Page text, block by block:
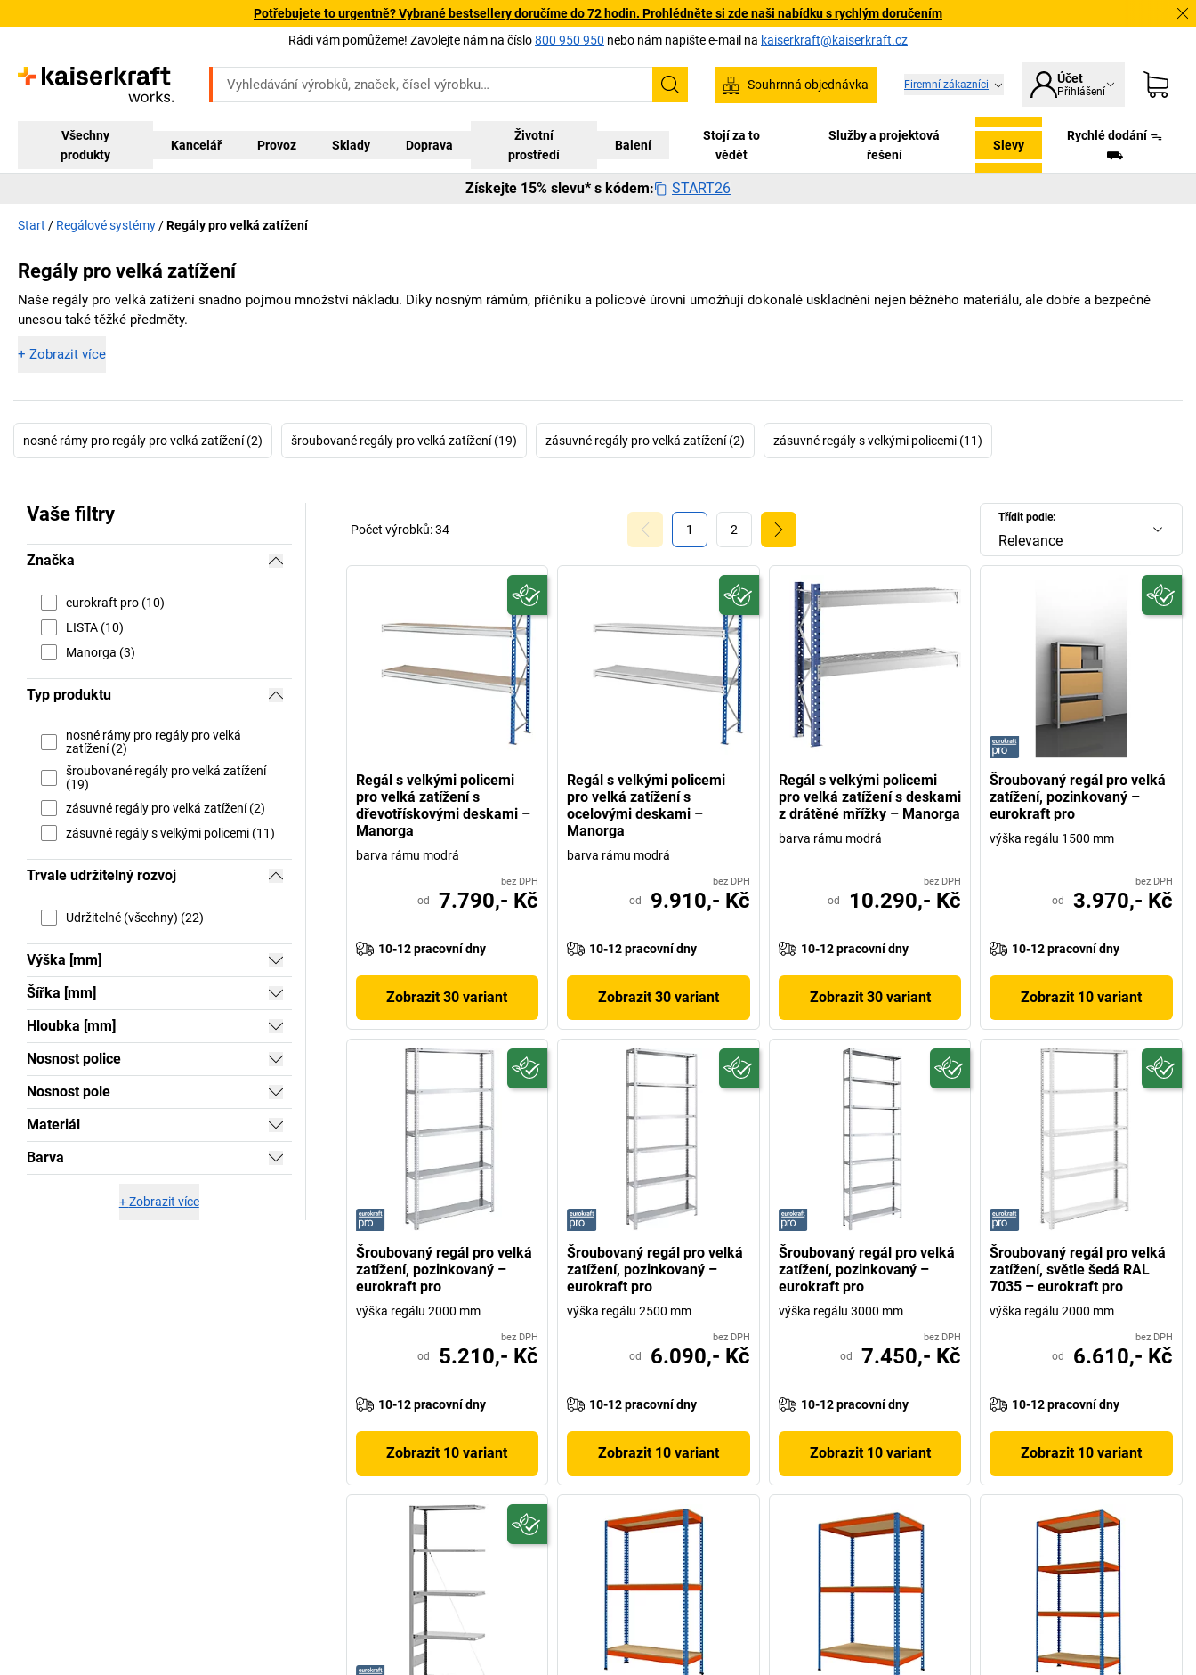
Potřebujete to urgentně? Vybrané bestsellery doručíme do 72 hodin. Prohlédněte si zde naši nabídku s rychlým doručením
Rádi vám pomůžeme! Zavolejte nám na číslo800 950 950 nebo nám napište e-mail na kaiserkraft@kaiserkraft.cz
Hledání
Souhrnná objednávka Firemní zákazníci Účet
Přihlášení
Všechny
produkty
Kancelář Provoz Sklady Doprava
Životní
prostředí
Balení
Stojí za to
vědět
Služby a projektová
řešení
Slevy
Rychlé dodání ᯓ
⛟
Získejte 15% slevu* s kódem: START26
Start Regálové systémy Regály pro velká zatížení
Regály pro velká zatížení
Naše regály pro velká zatížení snadno pojmou množství nákladu. Díky nosným rámům, příčníku a policové úrovni umožňují dokonalé uskladnění nejen běžného materiálu, ale dobře a bezpečně
unesou také těžké předměty.
+ Zobrazit více
nosné rámy pro regály pro velká zatížení (2) šroubované regály pro velká zatížení (19) zásuvné regály pro velká zatížení (2) zásuvné regály s velkými policemi (11)
Vaše filtry
Značka
eurokraft pro (10)
LISTA (10)
Manorga (3)
Typ produktu
nosné rámy pro regály pro velká
zatížení (2)
šroubované regály pro velká zatížení
(19)
zásuvné regály pro velká zatížení (2)
zásuvné regály s velkými policemi (11)
Trvale udržitelný rozvoj
Udržitelné (všechny) (22)
Výška [mm]
Šířka [mm]
Hloubka [mm]
Nosnost police
Nosnost pole
Materiál
Barva
+Zobrazit více
Třídit podle:
Relevance
1 2
Počet výrobků:34
Regál s velkými policemi
pro velká zatížení s
dřevotřískovými deskami –
Manorga
barva rámu modrá
bez DPH
od 7.790,- Kč
10-12 pracovní dny
Zobrazit 30 variant
Regál s velkými policemi
pro velká zatížení s
ocelovými deskami –
Manorga
barva rámu modrá
bez DPH
od 9.910,- Kč
10-12 pracovní dny
Zobrazit 30 variant
Regál s velkými policemi
pro velká zatížení s deskami
z drátěné mřížky – Manorga
barva rámu modrá
bez DPH
od 10.290,- Kč
10-12 pracovní dny
Zobrazit 30 variant
Šroubovaný regál pro velká
zatížení, pozinkovaný –
eurokraft pro
výška regálu 1500 mm
bez DPH
od 3.970,- Kč
10-12 pracovní dny
Zobrazit 10 variant
Šroubovaný regál pro velká
zatížení, pozinkovaný –
eurokraft pro
výška regálu 2000 mm
bez DPH
od 5.210,- Kč
10-12 pracovní dny
Zobrazit 10 variant
Šroubovaný regál pro velká
zatížení, pozinkovaný –
eurokraft pro
výška regálu 2500 mm
bez DPH
od 6.090,- Kč
10-12 pracovní dny
Zobrazit 10 variant
Šroubovaný regál pro velká
zatížení, pozinkovaný –
eurokraft pro
výška regálu 3000 mm
bez DPH
od 7.450,- Kč
10-12 pracovní dny
Zobrazit 10 variant
Šroubovaný regál pro velká
zatížení, světle šedá RAL
7035 – eurokraft pro
výška regálu 2000 mm
bez DPH
od 6.610,- Kč
10-12 pracovní dny
Zobrazit 10 variant